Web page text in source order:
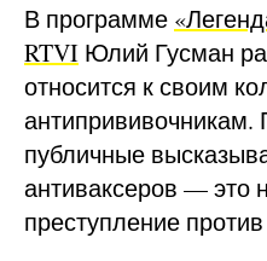
В программе
RTVI Юлий Гусман
относится к своим
публичные
антиваксеров — это
преступление